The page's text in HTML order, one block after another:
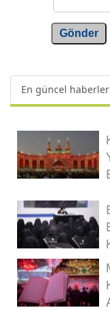
Gönder
En güncel haberler